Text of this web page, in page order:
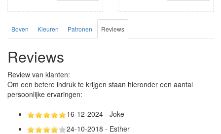
Boven Kleuren Patronen Reviews
Reviews
Review van klanten:
Om een betere indruk te krijgen staan hieronder een aantal
persoonlijke ervaringen:
16-12-2024 - Joke
24-10-2018 - Esther